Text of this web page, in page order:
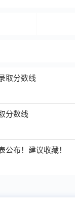
取分数线
分数线
公布！建议收藏！